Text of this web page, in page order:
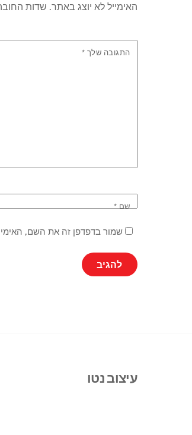
האימייל לא יוצג באתר. שדות
התגובה שלך *
שם*
שמור בדפדפן זה את השם,
עיצוב נטו